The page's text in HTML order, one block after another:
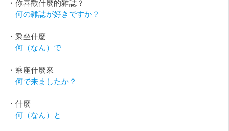
・你喜歡什麼的雜誌？
何の雑誌が好きですか？
・乘坐什麼
何（なん）で
・乘座什麼來
何で来ましたか？
・什麼
何（なん）と